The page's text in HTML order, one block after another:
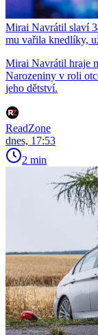
Mirai Navrátil slaví
mu vařila knedlíky,
Mirai Navrátil hraje
Narozeniny v roli
jeho dětství.
ReadZone
dnes, 17:53
2 min